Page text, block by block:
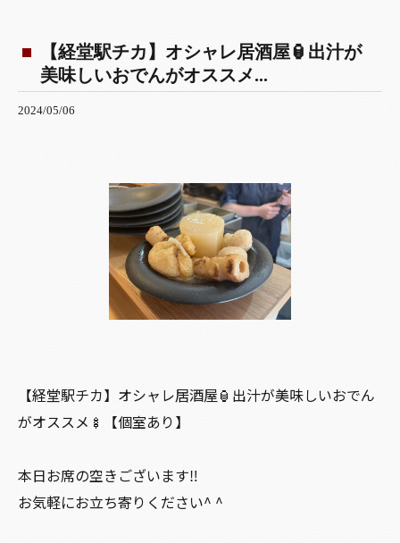
【経堂駅チカ】オシャレ居酒屋🏮出汁が
美味しいおでんがオススメ...
2024/05/06
【経堂駅チカ】オシャレ居酒屋🏮出汁が美味しいおでん
がオススメ🍢【個室あり】
本日お席の空きございます‼️
お気軽にお立ち寄りください^ ^